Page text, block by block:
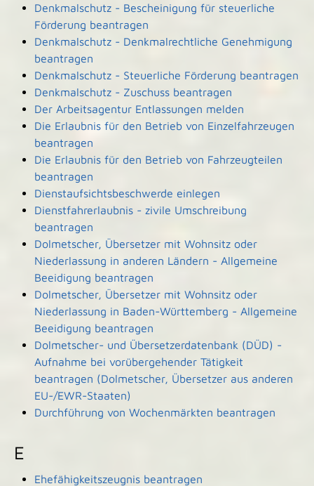
Denkmalschutz - Bescheinigung für steuerliche
Förderung beantragen
Denkmalschutz - Denkmalrechtliche Genehmigung
beantragen
Denkmalschutz - Steuerliche Förderung beantragen
Denkmalschutz - Zuschuss beantragen
Der Arbeitsagentur Entlassungen melden
Die Erlaubnis für den Betrieb von Einzelfahrzeugen
beantragen
Die Erlaubnis für den Betrieb von Fahrzeugteilen
beantragen
Dienstaufsichtsbeschwerde einlegen
Dienstfahrerlaubnis - zivile Umschreibung
beantragen
Dolmetscher, Übersetzer mit Wohnsitz oder
Niederlassung in anderen Ländern - Allgemeine
Beeidigung beantragen
Dolmetscher, Übersetzer mit Wohnsitz oder
Niederlassung in Baden-Württemberg - Allgemeine
Beeidigung beantragen
Dolmetscher- und Übersetzerdatenbank (DÜD) -
Aufnahme bei vorübergehender Tätigkeit
beantragen (Dolmetscher, Übersetzer aus anderen
EU-/EWR-Staaten)
Durchführung von Wochenmärkten beantragen
E
Ehefähigkeitszeugnis beantragen